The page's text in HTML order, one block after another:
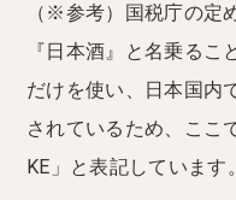
（※参考）国税庁の定
『日本酒』と名乗る
だけを使い、日本国内
されているため、ここ
KE」と表記しています。